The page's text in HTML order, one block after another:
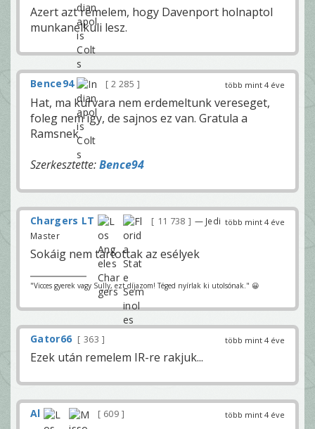
Azert azt remelem, hogy Davenport holnaptol
munkanelkuli lesz.
több mint 4 éve
Bence94 2 285
Hat, ma kurvara nem erdemeltunk vereseget,
foleg nem igy, de sajnos ez van. Gratula a
Ramsnek.
Szerkesztette:Bence94
több mint 4 éve
Chargers LT 11 738
— Jedi
Master
Sokáig nem tartottak az esélyek
"Vicces gyerek vagy Sully, ezt díjazom! Téged nyírlak ki utolsónak." 😀
több mint 4 éve
Gator66 363
Ezek után remelem IR-re rakjuk...
több mint 4 éve
Al 609